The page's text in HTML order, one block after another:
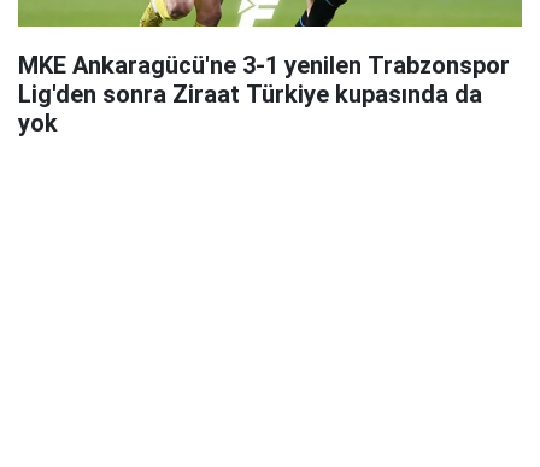
MKE Ankaragücü'ne 3-1 yenilen Trabzonspor
Lig'den sonra Ziraat Türkiye kupasında da
yok